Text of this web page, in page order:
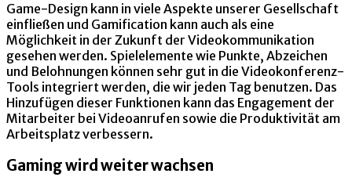
Game-Design kann in viele Aspekte unserer Gesellschaft
einfließen und Gamification kann auch als eine
Möglichkeit in der Zukunft der Videokommunikation
gesehen werden. Spielelemente wie Punkte, Abzeichen
und Belohnungen können sehr gut in die Videokonferenz-
Tools integriert werden, die wir jeden Tag benutzen. Das
Hinzufügen dieser Funktionen kann das Engagement der
Mitarbeiter bei Videoanrufen sowie die Produktivität am
Arbeitsplatz verbessern.
Gaming wird weiter wachsen